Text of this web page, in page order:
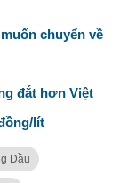
chuyển về
đắt hơn Việt
lít
Dầu